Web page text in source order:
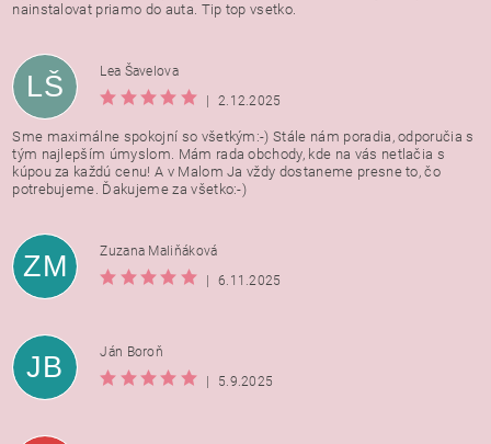
nainstalovat priamo do auta. Tip top vsetko.
LŠ
Lea Šavelova
|
2.12.2025
Sme maximálne spokojní so všetkým:-) Stále nám poradia, odporučia s
tým najlepším úmyslom. Mám rada obchody, kde na vás netlačia s
kúpou za každú cenu! A v Malom Ja vždy dostaneme presne to, čo
potrebujeme. Ďakujeme za všetko:-)
ZM
Zuzana Maliňáková
|
6.11.2025
JB
Ján Boroň
|
5.9.2025